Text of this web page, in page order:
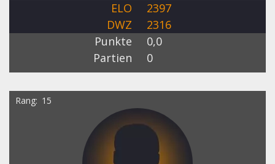
ELO
2397
DWZ
2316
Punkte
0,0
Partien
0
Rang 15